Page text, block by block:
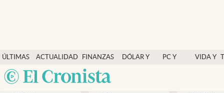
ÚLTIMAS
NOTICIAS
ACTUALIDAD
FINANZAS
Y
ECONOMÍA
DÓLAR Y
PC Y
VIDA Y
Actualidad
Finanzas y economía